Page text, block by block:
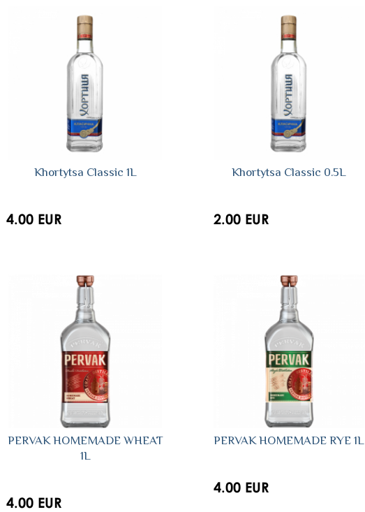
Khortytsa Сlassic 1L
4.00 EUR
Khortytsa Classic 0.5L
2.00 EUR
PERVAK HOMEMADE WHEAT
1L
4.00 EUR
PERVAK HOMEMADE RYE 1L
4.00 EUR